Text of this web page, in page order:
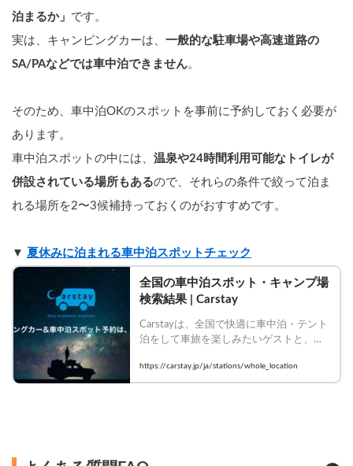
泊まるか」 です。
実は、キャンピングカーは、 一般的な駐車場や高速道路の
SA/PAなどでは車中泊できません。
そのため、車中泊OKのスポットを事前に予約しておく必要が
あります。
車中泊スポットの中には、 温泉や24時間利用可能なトイレが
併設されている場所もあるので、それらの条件で絞って泊ま
れる場所を2〜3候補持っておくのがおすすめです。
▼ 夏休みに泊まれる車中泊スポットチェック
全国の車中泊スポット・キャンプ場
検索結果 | Carstay
Carstayは、全国で快適に車中泊・テント
泊をして車旅を楽しみたいゲストと、駐
なぐシェアリングサービスです。
https://carstay.jp/ja/stations/whole_location